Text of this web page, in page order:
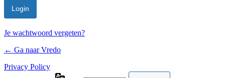
Je wachtwoord vergeten?
← Ga naar Vredo
Privacy Policy